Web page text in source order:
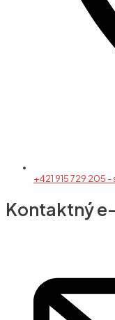
+421 915 729 205 -
Kontaktný